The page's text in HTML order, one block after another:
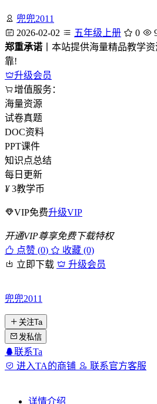
兜兜2011
2026-02-02
五年级上册 0
郑重承诺 丨本站提供海量精品教学
靠!
升级会员
增值服务：
海量资源
试卷真题
DOC资料
PPT课件
知识点总结
每日更新
¥ 3教学币
VIP免费升级VIP
开通VIP尊享免费下载特权
点赞 (0)
收藏 (0)
立即下载
升级会员
兜兜2011
关注Ta
发私信
联系Ta
进入TA的商铺
联系官方客服
详情介绍